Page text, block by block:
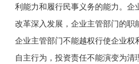
利能力和履行民事义务的能力。
改革深入发展，企业主管部门的
企业主管部门不能越权行使企业
自主行为，投资责任不能演变为清